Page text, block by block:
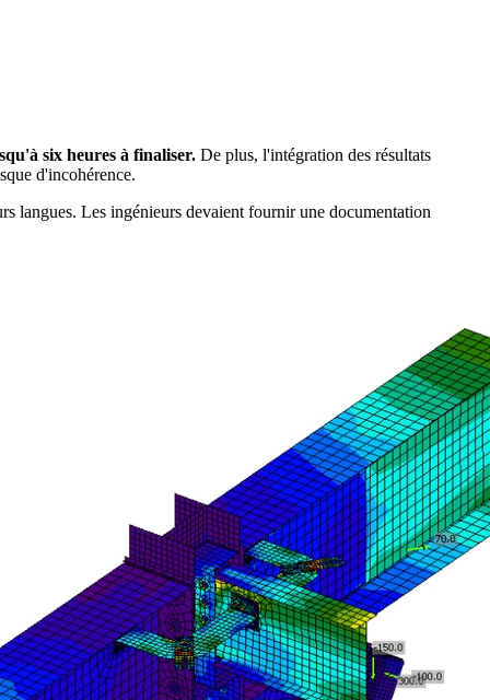
six heures à finaliser. De plus, l'intégration des résultats
d'incohérence.
langues. Les ingénieurs devaient fournir une documentation